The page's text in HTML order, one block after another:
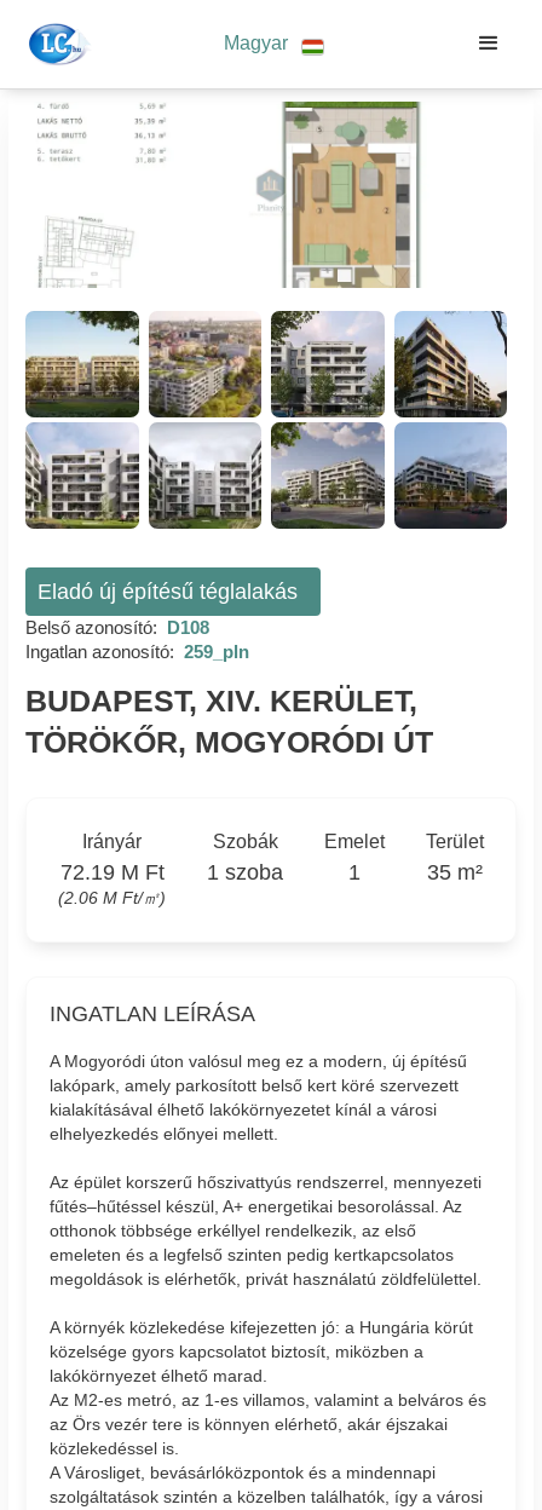
Magyar
Eladó új építésű téglalakás
Belső azonosító: D108
Ingatlan azonosító: 259_pln
BUDAPEST, XIV. KERÜLET,
TÖRÖKŐR, MOGYORÓDI ÚT
Irányár
72.19 M Ft
(2.06 M Ft/㎡)
Szobák
1 szoba
Emelet
1
Terület
35 m²
INGATLAN LEÍRÁSA
A Mogyoródi úton valósul meg ez a modern, új építésű
lakópark, amely parkosított belső kert köré szervezett
kialakításával élhető lakókörnyezetet kínál a városi
elhelyezkedés előnyei mellett.
Az épület korszerű hőszivattyús rendszerrel, mennyezeti
fűtés–hűtéssel készül, A+ energetikai besorolással. Az
otthonok többsége erkéllyel rendelkezik, az első
emeleten és a legfelső szinten pedig kertkapcsolatos
megoldások is elérhetők, privát használatú zöldfelülettel.
A környék közlekedése kifejezetten jó: a Hungária körút
közelsége gyors kapcsolatot biztosít, miközben a
lakókörnyezet élhető marad.
Az M2-es metró, az 1-es villamos, valamint a belváros és
az Örs vezér tere is könnyen elérhető, akár éjszakai
közlekedéssel is.
A Városliget, bevásárlóközpontok és a mindennapi
szolgáltatások szintén a közelben találhatók, így a városi